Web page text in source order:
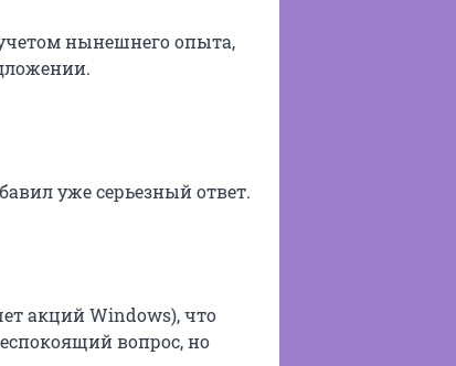
нынешнего опыта,
уже серьезный ответ.
акций Windows), что
вопрос, но